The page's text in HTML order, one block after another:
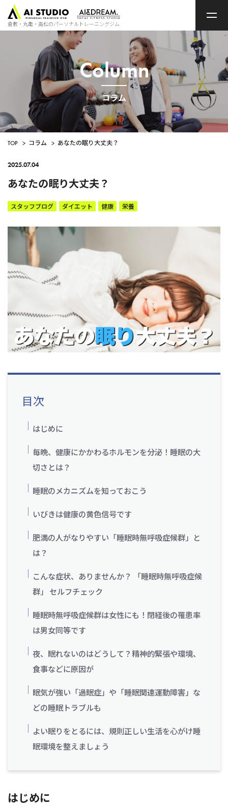
ッ
ペ
ー
ジ
倉敷・丸亀・高松のパーソナルトレーニングジム
Column
コラム
TOP > コラム > あなたの眠り大丈夫？
2025.07.04
あなたの眠り大丈夫？
スタッフブログ ダイエット 健康 栄養
目次
はじめに
毎晩、健康にかかわるホルモンを分泌！睡眠の大
切さとは？
睡眠のメカニズムを知っておこう
いびきは健康の黄色信号です
肥満の人がなりやすい「睡眠時無呼吸症候群」と
は？
こんな症状、ありませんか？ 「睡眠時無呼吸症候
群」 セルフチェック
睡眠時無呼吸症候群は女性にも！閉経後の罹患率
は男女同等です
夜、眠れないのはどうして？精神的緊張や環境、
食事などに原因が
眠気が強い「過眠症」や「睡眠関連運動障害」な
どの睡眠トラブルも
よい眠りをとるには、規則正しい生活を心がけ睡
眠環境を整えましょう
はじめに